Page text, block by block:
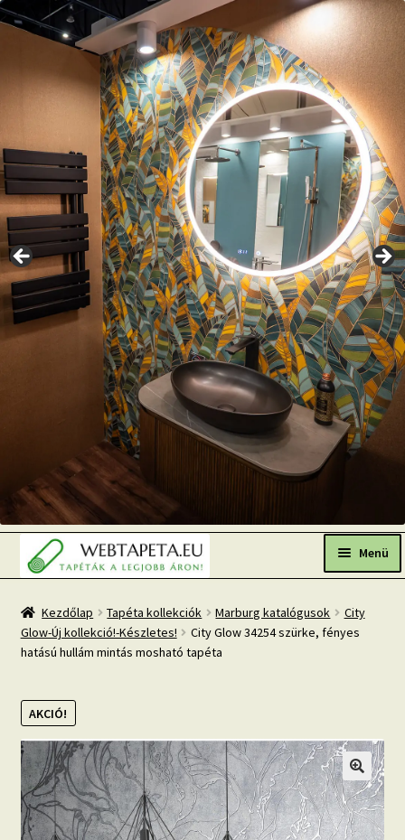
Ugrás
a
navigációhoz
Kilépés
a
tartalomba Menü
Népszerű tapéták
Tapéta BLOG
Mi az a fotótapéta?
Tapétázási tanácsok
Beton hatású tapéták
Kezdőlap Tapéta kollekciók Marburg katalógusok
City
Glow-Új kollekció!-Készletes!
City Glow 34254 szürke, fényes
hatású hullám mintás mosható tapéta
AKCIÓ!